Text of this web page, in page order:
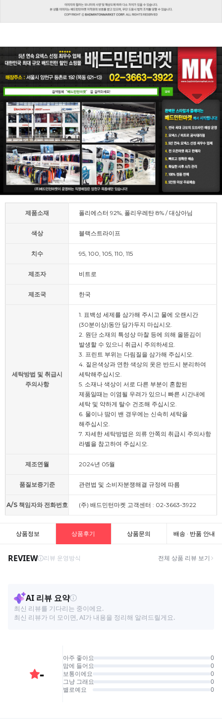
제품소재 폴리에스터 92%, 폴리우레탄 8% / 대상아님
색상 블랙스트라이프
치수 95, 100, 105, 110, 115
제조자 비트로
제조국 한국
세탁방법 및 취급시
주의사항
1. 표백성 세제를 삼가해 주시고 물에 오랜시간
(30분이상)동안 담가두지 마십시오.
2. 원단 소재의 특성상 마찰 등에 의해 올뜯김이
발생할 수 있으니 취급시 주의하세요.
3. 프린트 부위는 다림질을 삼가해 주십시오.
4. 짙은색상과 연한 색상의 옷은 반드시 분리하여
세탁해주십시오.
5. 소재나 색상이 서로 다른 부분이 혼합된
제품일때는 이염될 우려가 있으니 빠른 시간내에
세탁 및 약하게 탈수 건조해 주십시오.
6. 물이나 땀이 밴 경우에는 신속히 세탁을
해주십시오.
7. 자세한 세탁방법은 의류 안쪽의 취급시 주의사항
라벨을 참고하여 주십시오.
제조연월 2024년 05월
품질보증기준 관련법 및 소비자분쟁해결 규정에 따름
A/S 책임자와 전화번호 (주) 배드민턴마켓 고객센터 : 02-3663-3922
상품정보 상품후기 상품문의 배송 · 반품 안내